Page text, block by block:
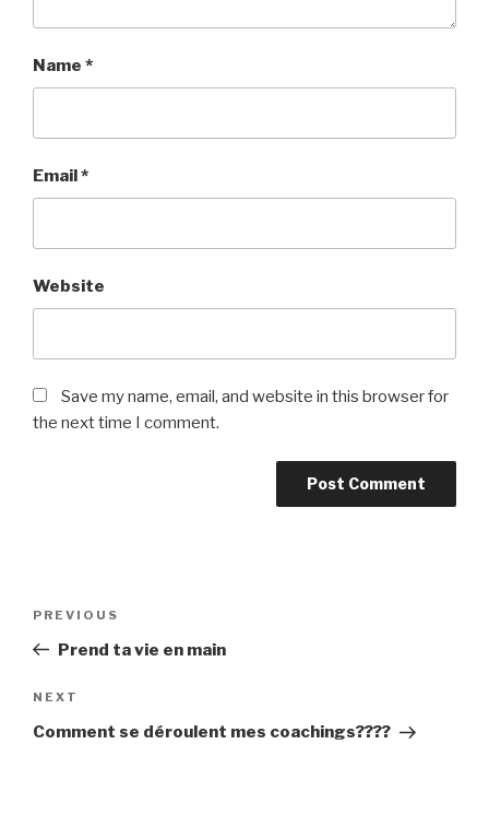
Name *
Email *
Website
Save my name, email, and website in this browser for
the next time I comment.
Previous
Post
PREVIOUS
Prend ta vie en main
Next
Post
NEXT
Comment se déroulent mes coachings????